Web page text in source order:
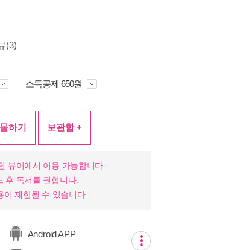
(3)
소득공제 650원
하기 보관함 +
뷰어에서 이용 가능합니다.
후 독서를 권합니다.
제한될 수 있습니다.
Android APP